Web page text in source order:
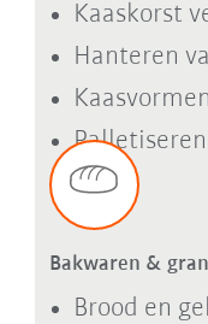
Kaaskorst
Hanteren
Bakwaren &
Brood en